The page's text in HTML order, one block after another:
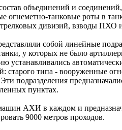
объединений и
огнеметно-танковые роты в
дивизий, взводы ПХО
собой линейные
у которых не было
устанавливались
старого типа - вооруженные
подразделения
пунктах.
АХИ в каждом и
9000 метров проходов.